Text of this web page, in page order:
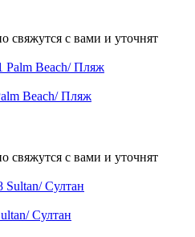
свяжутся с вами и уточнят
Beach/ Пляж
свяжутся с вами и уточнят
Султан